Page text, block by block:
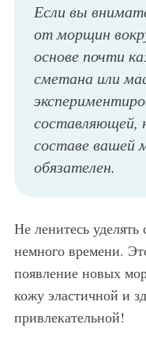
Если вы
от морщин
основе почти
сметана или
составляющей,
составе вашей
обязателен.
Не ленитесь
немного времени.
появление новых
кожу эластичной и
привлекательной!